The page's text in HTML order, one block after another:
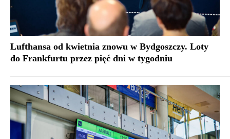
Lufthansa od kwietnia znowu w Bydgoszczy. Loty
do Frankfurtu przez pięć dni w tygodniu